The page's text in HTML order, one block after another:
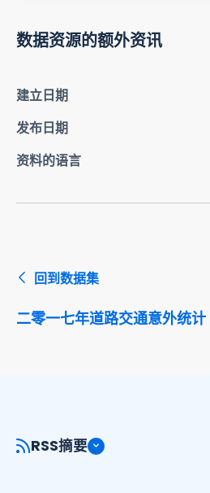
数据资源的额外资讯
建立日期
发布日期
资料的语言
回到数据集
二零一七年道路交通意外统计
RSS摘要